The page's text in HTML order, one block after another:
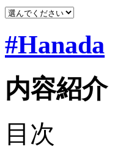
#Hanada
内容紹介
目次